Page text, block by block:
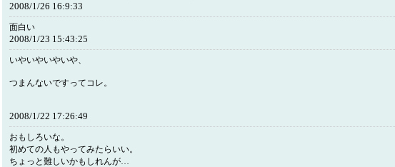
2008/1/26 16:9:33
面白い
2008/1/23 15:43:25
いやいやいやいや、
つまんないですってコレ。
2008/1/22 17:26:49
おもしろいな。
初めての人もやってみたらいい。
ちょっと難しいかもしれんが…